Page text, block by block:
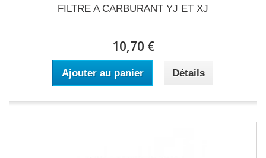
FILTRE A CARBURANT YJ ET XJ
10,70 €
Ajouter au panier Détails